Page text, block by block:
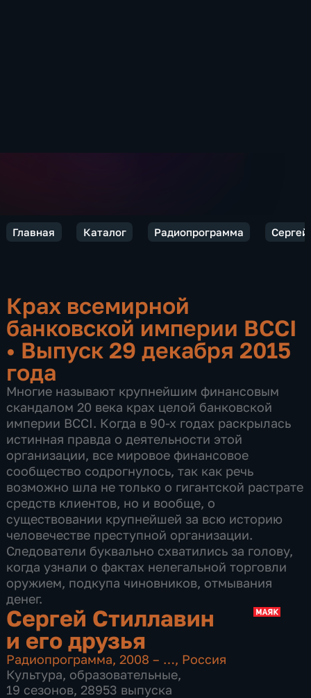
Главная Каталог Радиопрограмма Сергей
Крах всемирной
банковской империи BCCI
• Выпуск 29 декабря 2015
года
Многие называют крупнейшим финансовым
скандалом 20 века крах целой банковской
империи BCCI. Когда в 90-х годах раскрылась
истинная правда о деятельности этой
организации, все мировое финансовое
сообщество содрогнулось, так как речь
возможно шла не только о гигантской растрате
средств клиентов, но и вообще, о
существовании крупнейшей за всю историю
человечестве преступной организации.
Следователи буквально схватились за голову,
когда узнали о фактах нелегальной торговли
оружием, подкупа чиновников, отмывания
денег.
Сергей Стиллавин
и его друзья
Радиопрограмма,2008 – …, Россия
Культура, образовательные,
19 сезонов, 28953 выпуска